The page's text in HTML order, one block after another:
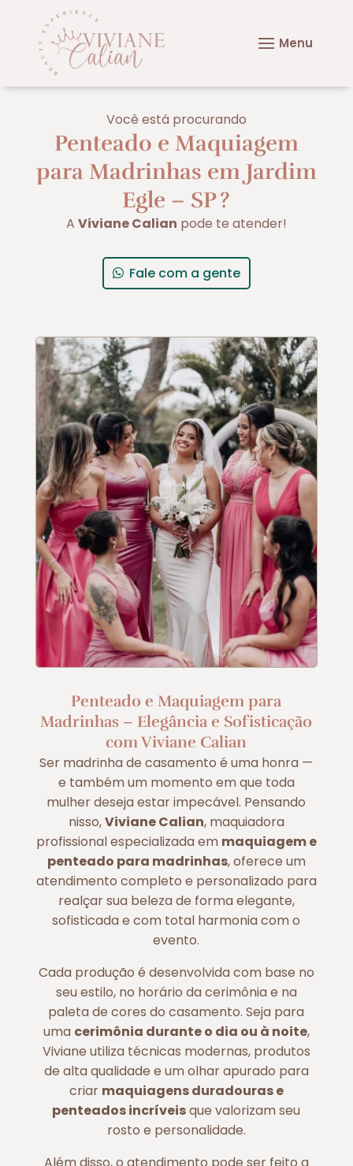
Você está procurando
Penteado e Maquiagem
para Madrinhas em Jardim
Egle – SP?
A Viviane Calian pode te atender!
Fale com a gente
Penteado e Maquiagem para
Madrinhas – Elegância e Sofisticação
com Viviane Calian
Ser madrinha de casamento é uma honra —
e também um momento em que toda
mulher deseja estar impecável. Pensando
nisso,Viviane Calian, maquiadora
profissional especializada em maquiagem e
penteado para madrinhas, oferece um
atendimento completo e personalizado para
realçar sua beleza de forma elegante,
sofisticada e com total harmonia com o
evento.
Cada produção é desenvolvida com base no
seu estilo, no horário da cerimônia e na
paleta de cores do casamento. Seja para
uma cerimônia durante o dia ou à noite,
Viviane utiliza técnicas modernas, produtos
de alta qualidade e um olhar apurado para
criar maquiagens duradouras e
penteados incríveisque valorizam seu
rosto e personalidade.
Além disso, o atendimento pode ser feito a